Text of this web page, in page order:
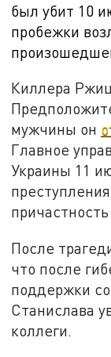
был убит 10
пробежки
Киллера
мужчины он
Главное
Украины 11
После
что после
поддержки
Станислава
коллеги.